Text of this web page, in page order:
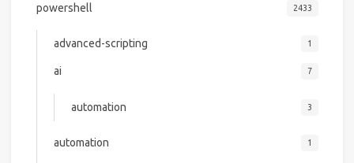
powershell 2433
advanced-scripting 1
ai 7
automation 3
automation 1